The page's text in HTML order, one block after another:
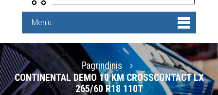
Meniu
Pagrindinis
CONTINENTAL DEMO 10 KM CROSSCONTACT LX
265/60 R18 110T